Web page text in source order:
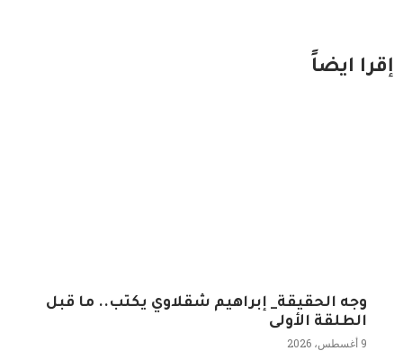
إقرا ايضاً
وجه الحقيقة_ إبراهيم شقلاوي يكتب.. ما قبل
الطلقة الأولى
9 أغسطس، 2026